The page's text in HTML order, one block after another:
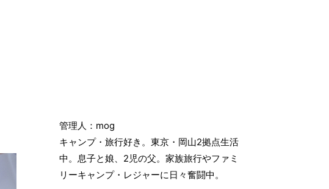
管理人：mog
キャンプ・旅行好き。東京・岡山2拠点生活
中。息子と娘、2児の父。家族旅行やファミ
リーキャンプ・レジャーに日々奮闘中。